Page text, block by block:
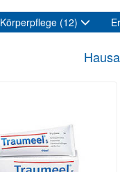
Körperpflege (12)